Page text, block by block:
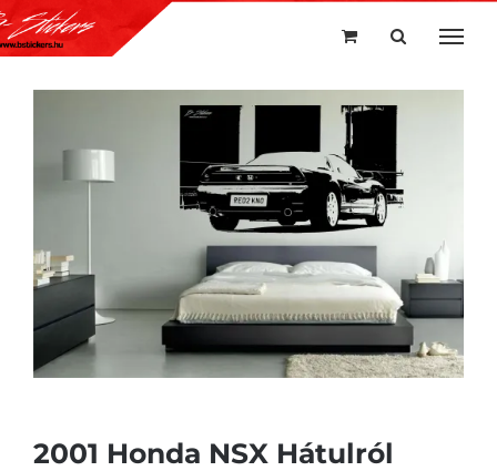
Kihagyás
2001 Honda NSX Hátulról